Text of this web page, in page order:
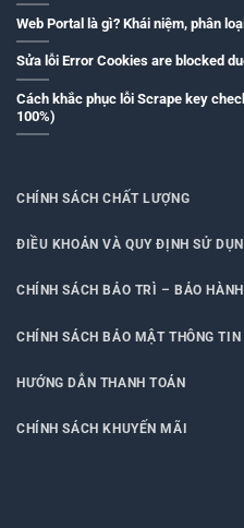
Web Portal là gì? Khái niệm, phân
Sửa lỗi Error Cookies are blocked
Cách khắc phục lỗi Scrape key
100%)
CHÍNH SÁCH CHẤT LƯỢNG
ĐIỀU KHOẢN VÀ QUY ĐỊNH SỬ
CHÍNH SÁCH BẢO TRÌ – BẢO HÀNH
CHÍNH SÁCH BẢO MẬT THÔNG TIN
HƯỚNG DẪN THANH TOÁN
CHÍNH SÁCH KHUYẾN MÃI